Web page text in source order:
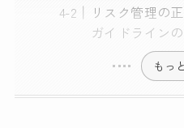
リスク管理の
ガイドライン
もっ